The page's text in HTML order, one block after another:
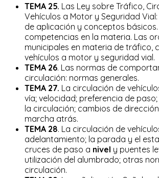
TEMA 25. Las Ley sobre Tráfico,
Vehículos a Motor y Seguridad
de aplicación y conceptos
competencias en la materia. Las
municipales en materia de tráfico,
vehículos a motor y seguridad vial.
TEMA 26. Las normas de
circulación: normas generales.
TEMA 27. La circulación de
vía; velocidad; preferencia de
la circulación; cambios de
marcha atrás.
TEMA 28. La circulación de
adelantamiento; la parada y el
cruces de paso a nivel y puentes
utilización del alumbrado; otras
circulación.